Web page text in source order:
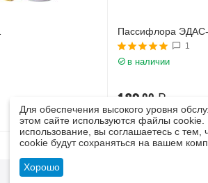
Пассифлора ЭДАС-
1
в наличии
189 00 ₽
Для обеспечения высокого уровня
этом сайте используются файлы
использование, вы соглашаетесь с тем,
cookie будут сохраняться на вашем
Хорошо